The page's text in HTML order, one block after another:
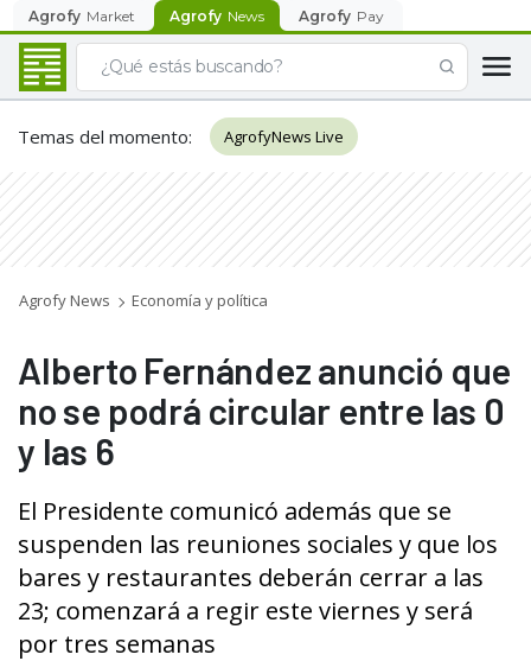
Agrofy Market Agrofy News Agrofy Pay
Temas del momento: AgrofyNews Live
Agrofy News Economía y política
Alberto Fernández anunció que
no se podrá circular entre las 0
y las 6
El Presidente comunicó además que se
suspenden las reuniones sociales y que los
bares y restaurantes deberán cerrar a las
23; comenzará a regir este viernes y será
por tres semanas